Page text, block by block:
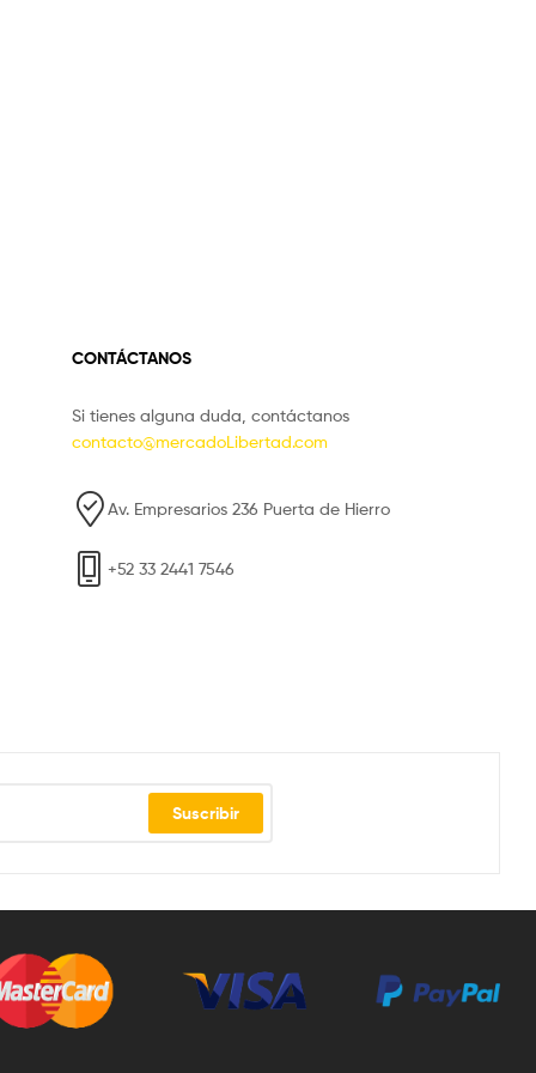
CONTÁCTANOS
Si tienes alguna duda, contáctanos
contacto@mercadoLibertad.com
Av. Empresarios 236 Puerta de Hierro
+52 33 2441 7546
Suscribir